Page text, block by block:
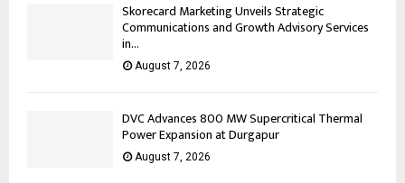
Skorecard Marketing Unveils Strategic
Communications and Growth Advisory Services
in...
August 7, 2026
DVC Advances 800 MW Supercritical Thermal
Power Expansion at Durgapur
August 7, 2026